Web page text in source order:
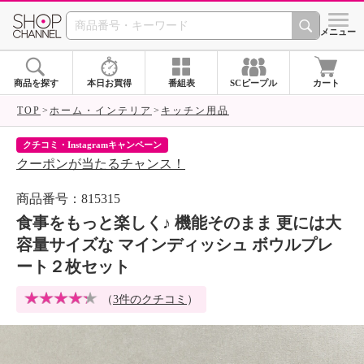
SHOP CHANNEL シメニュー
商品を探す 本日お買得 番組表 SCピープル カート
TOP ホーム・インテリア キッチン用品
クチコミ・Instagramキャンペーン
クーポンが当たるチャンス！
商品番号：815315
食事をもっと楽しく♪ 機能そのまま 更には大
容量サイズな マインディッシュ ボウルプレ
ート２枚セット
（3件のクチコミ ）